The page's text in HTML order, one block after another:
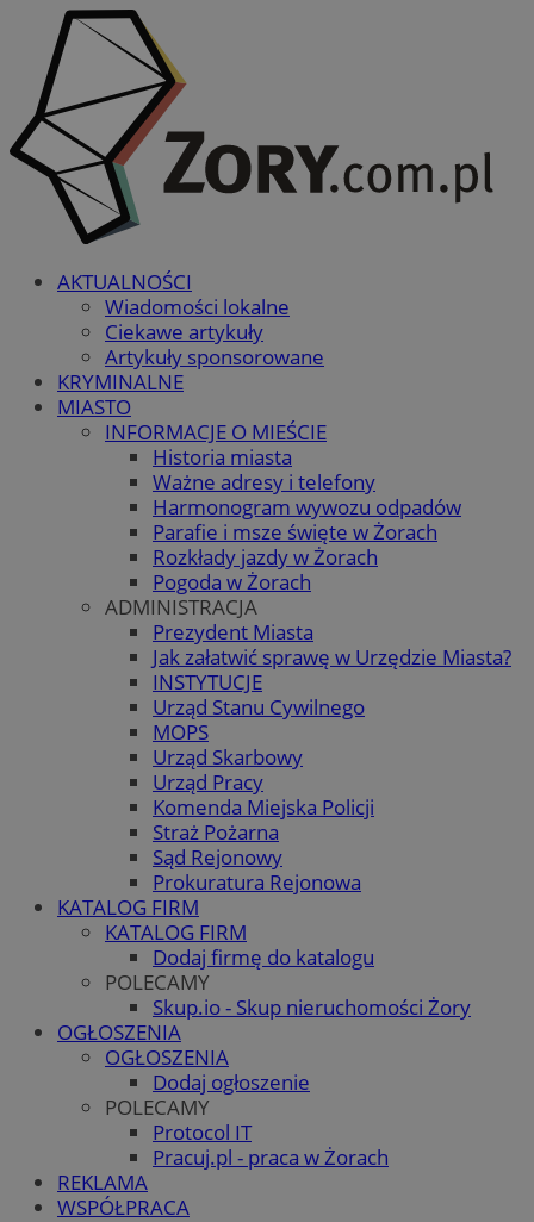
AKTUALNOŚCI
Wiadomości lokalne
Ciekawe artykuły
Artykuły sponsorowane
KRYMINALNE
MIASTO
INFORMACJE O MIEŚCIE
Historia miasta
Ważne adresy i telefony
Harmonogram wywozu odpadów
Parafie i msze święte w Żorach
Rozkłady jazdy w Żorach
Pogoda w Żorach
ADMINISTRACJA
Prezydent Miasta
Jak załatwić sprawę w Urzędzie Miasta?
INSTYTUCJE
Urząd Stanu Cywilnego
MOPS
Urząd Skarbowy
Urząd Pracy
Komenda Miejska Policji
Straż Pożarna
Sąd Rejonowy
Prokuratura Rejonowa
KATALOG FIRM
KATALOG FIRM
Dodaj firmę do katalogu
POLECAMY
Skup.io - Skup nieruchomości Żory
OGŁOSZENIA
OGŁOSZENIA
Dodaj ogłoszenie
POLECAMY
Protocol IT
Pracuj.pl - praca w Żorach
REKLAMA
WSPÓŁPRACA